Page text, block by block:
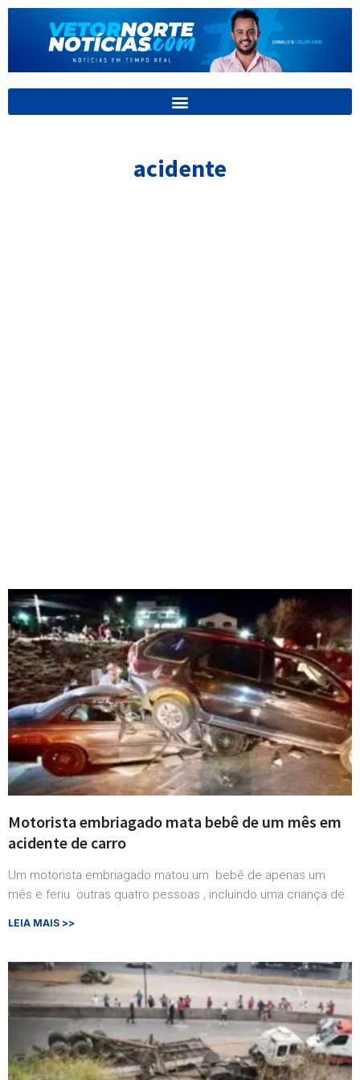
para
conteúdo
acidente
Motorista embriagado mata bebê de um mês em
acidente de carro
Um motorista embriagado matou um bebê de apenas um
mês e feriu outras quatro pessoas , incluindo uma criança de
LEIA MAIS >>